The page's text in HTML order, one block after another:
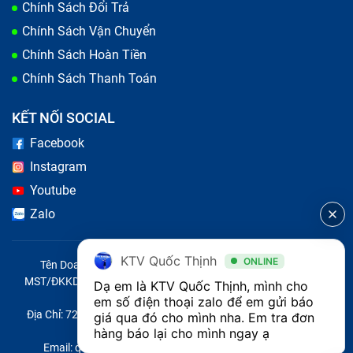
Phân biệt màn hình Realme X7 5G
chính hãng và màn hình Realme X7 5G
kém chất lượng
Màn hình là bộ phận quyết định phần lớn đến trải
nghiệm của bạn. Do đó, bạn cần thay màn hình Realme
X7 5G bằng loại màn hình chính hãng, chất lượng tốt.
Để tránh thay nhầm loại màn hình chất lượng kém, sau
đây là một số tiêu chí phân biệt giữa màn hình chính
hãng và màn hình chất lượng kém bạn có thể tham
Chính Sách Đổi Trả
Chính Sách Vận Chuyển
Chính Sách Hoàn Tiền
Chính Sách Thanh Toán
KẾT NỐI SOCIAL
Facebook
Instagram
Youtube
Zalo
Tên Doanh Nghiệp: CÔNG TY TNHH CITY ONE VIỆT NAM
MST/ĐKKD/QĐTL: 0316569346 do sở KHĐT TP.HCM cấp ngày
14/04/2023
Địa Chỉ: 721 Trường Chinh, Phường Tây Thạnh, Quận Tân Phú,
Thành phố Hồ Chí Minh, Việt Nam
Email: quoc@baohanhone.com | Điện Thoại: 18001236
KTV Quốc Thịnh ONLINE
Dạ em là KTV Quốc Thịnh, mình cho
em số điện thoại zalo để em gửi báo
giá qua đó cho mình nha. Em tra đơn
hàng báo lại cho mình ngay ạ